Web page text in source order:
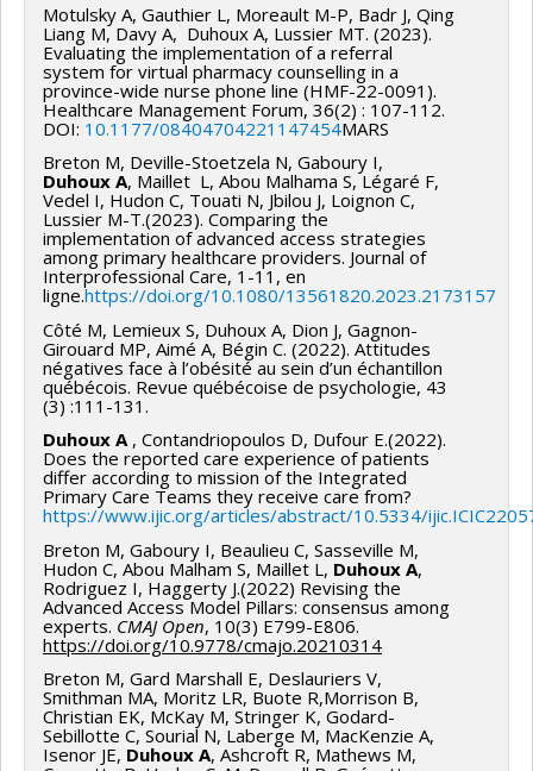
Motulsky A, Gauthier L, Moreault M-P, Badr J, Qing
Liang M, Davy A, Duhoux A, Lussier MT. (2023).
Evaluating the implementation of a referral
system for virtual pharmacy counselling in a
province-wide nurse phone line (HMF-22-0091).
Healthcare Management Forum, 36(2) : 107-112.
DOI: 10.1177/08404704221147454MARS
Breton M, Deville-Stoetzela N, Gaboury I,
Duhoux A, Maillet L, Abou Malhama S, Légaré F,
Vedel I, Hudon C, Touati N, Jbilou J, Loignon C,
Lussier M-T.(2023). Comparing the
implementation of advanced access strategies
among primary healthcare providers. Journal of
Interprofessional Care, 1-11, en
ligne.https://doi.org/10.1080/13561820.2023.2173157
Côté M, Lemieux S, Duhoux A, Dion J, Gagnon-
Girouard MP, Aimé A, Bégin C. (2022). Attitudes
négatives face à l’obésité au sein d’un échantillon
québécois. Revue québécoise de psychologie, 43
(3) :111-131.
Duhoux A, Contandriopoulos D, Dufour E.(2022).
Does the reported care experience of patients
differ according to mission of the Integrated
Primary Care Teams they receive care from?
https://www.ijic.org/articles/abstract/10.5334/
Breton M, Gaboury I, Beaulieu C, Sasseville M,
Hudon C, Abou Malham S, Maillet L, Duhoux A,
Rodriguez I, Haggerty J.(2022) Revising the
Advanced Access Model Pillars: consensus among
experts. CMAJ Open, 10(3) E799-E806.
https://doi.org/10.9778/cmajo.20210314
Breton M, Gard Marshall E, Deslauriers V,
Smithman MA, Moritz LR, Buote R,Morrison B,
Christian EK, McKay M, Stringer K, Godard-
Sebillotte C, Sourial N, Laberge M, MacKenzie A,
Isenor JE, Duhoux A, Ashcroft R, Mathews M,